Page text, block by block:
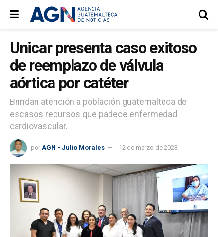
Unicar presenta caso exitoso
de reemplazo de válvula
aórtica por catéter
Brindan atención a población guatemalteca de
escasos recursos que padece enfermedad
cardiovascular.
por AGN - Julio Morales 12 de marzo de 2023